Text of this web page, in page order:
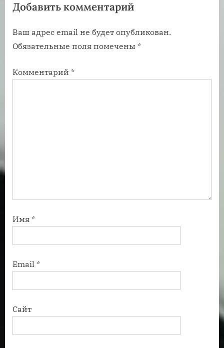
з
п
и
ь
з
п
и
Добавить комментарий
Ваш адрес email не будет опубликован.
Обязательные поля помечены *
Комментарий *
Имя *
Email *
Сайт